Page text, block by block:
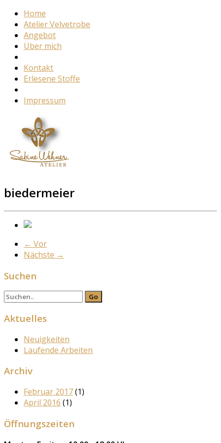
Home
Atelier Velvetrobe
Angebot
Über mich
Kontakt
Erlesene Stoffe
Impressum
biedermeier
← Vor
Nächste →
Suchen
Aktuelles
Neuigkeiten
Laufende Arbeiten
Archiv
Februar 2017(1)
April 2016 (1)
Öffnungszeiten